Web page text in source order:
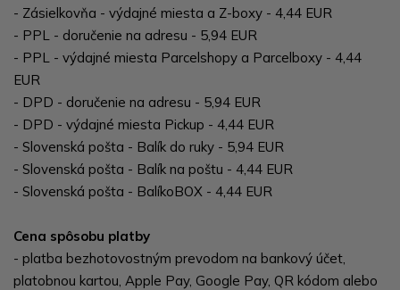
- Zásielkovňa - výdajné miesta a Z-boxy - 4,44 EUR
- PPL - doručenie na adresu - 5,94 EUR
- PPL - výdajné miesta Parcelshopy a Parcelboxy - 4,44
EUR
- DPD - doručenie na adresu - 5,94 EUR
- DPD - výdajné miesta Pickup - 4,44 EUR
- Slovenská pošta - Balík do ruky - 5,94 EUR
- Slovenská pošta - Balík na poštu - 4,44 EUR
- Slovenská pošta - BalíkoBOX - 4,44 EUR
Cena spôsobu platby
- platba bezhotovostným prevodom na bankový účet,
platobnou kartou, Apple Pay, Google Pay, QR kódom alebo